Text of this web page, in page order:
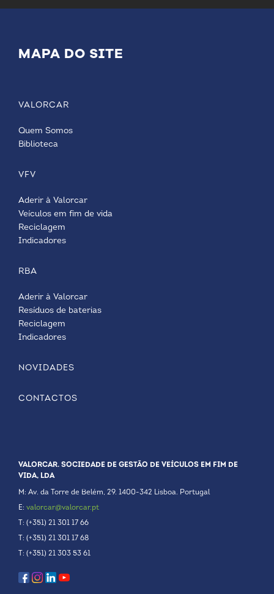
MAPA DO SITE
VALORCAR
Quem Somos
Biblioteca
VFV
Aderir à Valorcar
Veículos em fim de vida
Reciclagem
Indicadores
RBA
Aderir à Valorcar
Resíduos de baterias
Reciclagem
Indicadores
NOVIDADES
CONTACTOS
VALORCAR. SOCIEDADE DE GESTÃO DE VEÍCULOS EM FIM DE
VIDA, LDA
M: Av. da Torre de Belém, 29. 1400-342 Lisboa. Portugal
E: valorcar@valorcar.pt
T: (+351) 21 301 17 66
T: (+351) 21 301 17 68
T: (+351) 21 303 53 61